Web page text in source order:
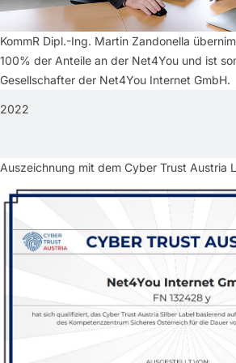
KommR Dipl.-Ing. Martin Zandonella
100% der Anteile an der Net4You und ist
Gesellschafter der Net4You Internet GmbH.
2022
Auszeichnung mit dem Cyber Trust Austria